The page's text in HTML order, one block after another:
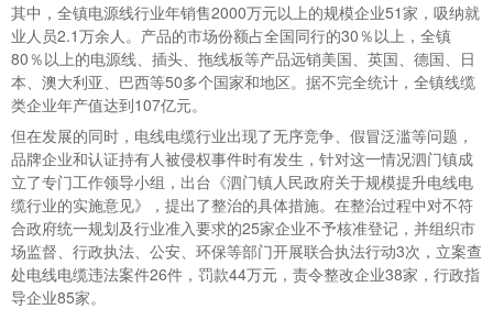
其中，全镇电源线行业年销售2000万元以上的规模企业51家，吸纳就
业人员2.1万余人。产品的市场份额占全国同行的30％以上，全镇
80％以上的电源线、插头、拖线板等产品远销美国、英国、德国、日
本、澳大利亚、巴西等50多个国家和地区。据不完全统计，全镇线缆
类企业年产值达到107亿元。
但在发展的同时，电线电缆行业出现了无序竞争、假冒泛滥等问题，
品牌企业和认证持有人被侵权事件时有发生，针对这一情况泗门镇成
立了专门工作领导小组，出台《泗门镇人民政府关于规模提升电线电
缆行业的实施意见》，提出了整治的具体措施。在整治过程中对不符
合政府统一规划及行业准入要求的25家企业不予核准登记，并组织市
场监督、行政执法、公安、环保等部门开展联合执法行动3次，立案查
处电线电缆违法案件26件，罚款44万元，责令整改企业38家，行政指
导企业85家。